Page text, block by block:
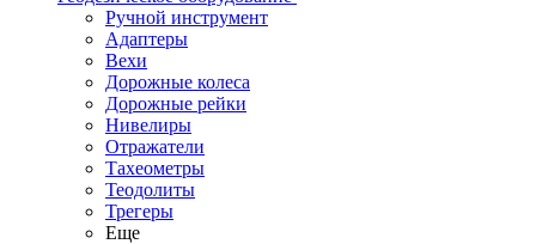
Ручной инструмент
Адаптеры
Вехи
Дорожные колеса
Дорожные рейки
Нивелиры
Отражатели
Тахеометры
Теодолиты
Трегеры
Еще